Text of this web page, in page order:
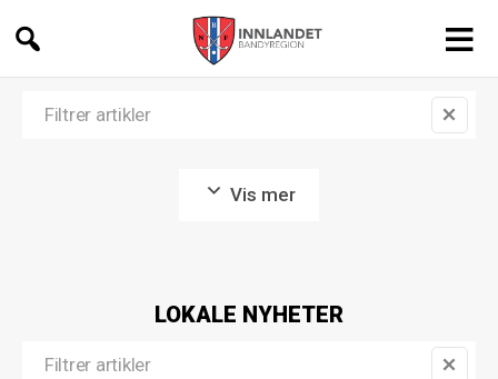
Innlandet
Vis mer
LOKALE NYHETER